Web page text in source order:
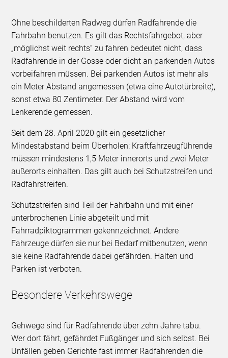
Ohne beschilderten Radweg dürfen Radfahrende die
Fahrbahn benutzen. Es gilt das Rechtsfahrgebot, aber
„möglichst weit rechts“ zu fahren bedeutet nicht, dass
Radfahrende in der Gosse oder dicht an parkenden Autos
vorbeifahren müssen. Bei parkenden Autos ist mehr als
ein Meter Abstand angemessen (etwa eine Autotürbreite),
sonst etwa 80 Zentimeter. Der Abstand wird vom
Lenkerende gemessen.
Seit dem 28. April 2020 gilt ein gesetzlicher
Mindestabstand beim Überholen: Kraftfahrzeugführende
müssen mindestens 1,5 Meter innerorts und zwei Meter
außerorts einhalten. Das gilt auch bei Schutzstreifen und
Radfahrstreifen.
Schutzstreifen sind Teil der Fahrbahn und mit einer
unterbrochenen Linie abgeteilt und mit
Fahrradpiktogrammen gekennzeichnet. Andere
Fahrzeuge dürfen sie nur bei Bedarf mitbenutzen, wenn
sie keine Radfahrende dabei gefährden. Halten und
Parken ist verboten.
Besondere Verkehrswege
Gehwege sind für Radfahrende über zehn Jahre tabu.
Wer dort fährt, gefährdet Fußgänger und sich selbst. Bei
Unfällen geben Gerichte fast immer Radfahrenden die